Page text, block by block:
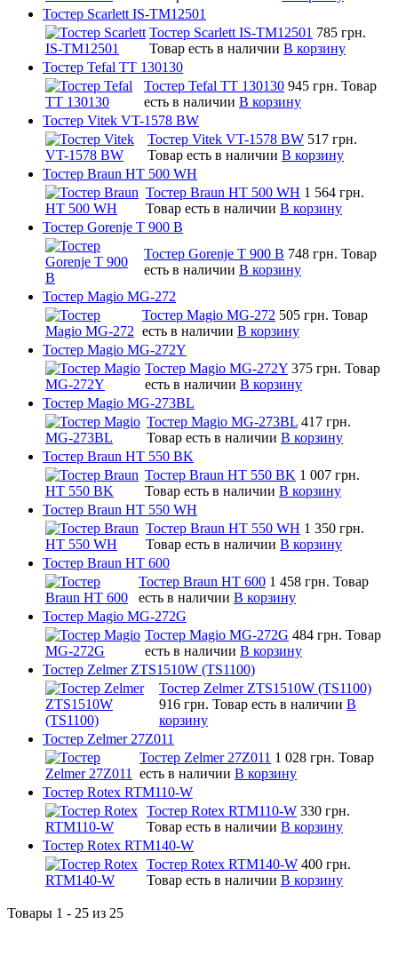
Тостер Scarlett IS-TM12501
Тостер Scarlett IS-TM12501 785 грн.
Товар есть в наличии В корзину
Тостер Tefal TT 130130
Тостер Tefal TT 130130 945 грн. Товар
есть в наличии В корзину
Тостер Vitek VT-1578 BW
Тостер Vitek VT-1578 BW 517 грн.
Товар есть в наличии В корзину
Тостер Braun HT 500 WH
Тостер Braun HT 500 WH 1 564 грн.
Товар есть в наличии В корзину
Тостер Gorenje T 900 B
Тостер Gorenje T 900 B 748 грн. Товар
есть в наличии В корзину
Тостер Magio MG-272
Тостер Magio MG-272 505 грн. Товар
есть в наличии В корзину
Тостер Magio MG-272Y
Тостер Magio MG-272Y 375 грн. Товар
есть в наличии В корзину
Тостер Magio MG-273BL
Тостер Magio MG-273BL 417 грн.
Товар есть в наличии В корзину
Тостер Braun HT 550 BK
Тостер Braun HT 550 BK 1 007 грн.
Товар есть в наличии В корзину
Тостер Braun HT 550 WH
Тостер Braun HT 550 WH 1 350 грн.
Товар есть в наличии В корзину
Тостер Braun HT 600
Тостер Braun HT 600 1 458 грн. Товар
есть в наличии В корзину
Тостер Magio MG-272G
Тостер Magio MG-272G 484 грн. Товар
есть в наличии В корзину
Тостер Zelmer ZTS1510W (TS1100)
Тостер Zelmer ZTS1510W (TS1100)
916 грн. Товар есть в наличии В
корзину
Тостер Zelmer 27Z011
Тостер Zelmer 27Z011 1 028 грн. Товар
есть в наличии В корзину
Тостер Rotex RTM110-W
Тостер Rotex RTM110-W 330 грн.
Товар есть в наличии В корзину
Тостер Rotex RTM140-W
Тостер Rotex RTM140-W 400 грн.
Товар есть в наличии В корзину
Товары 1 - 25 из 25